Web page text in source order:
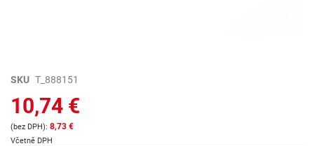
Preskočiť
začiatok
galérie
obrázkov
SKU T_888151
10,74 €
8,73 €
Včetně DPH